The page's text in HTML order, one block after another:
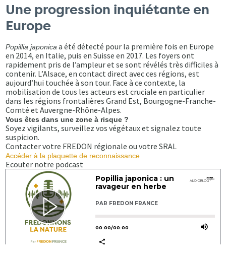
Une progression inquiétante en
Europe
Popillia japonica a été détecté pour la première fois en Europe
en 2014, en Italie, puis en Suisse en 2017. Les foyers ont
rapidement pris de l’ampleur et se sont révélés très difficiles à
contenir. L’Alsace, en contact direct avec ces régions, est
aujourd’hui touchée à son tour. Face à ce contexte, la
mobilisation de tous les acteurs est cruciale en particulier
dans les régions frontalières Grand Est, Bourgogne-Franche-
Comté et Auvergne-Rhône-Alpes.
Vous êtes dans une zone à risque ?
Soyez vigilants, surveillez vos végétaux et signalez toute
suspicion.
Contacter votre FREDON régionale ou votre SRAL
Accéder à la plaquette de reconnaissance
Ecouter notre podcast